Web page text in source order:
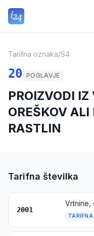
Tarifna oznaka/S4
20 POGLAVJE
PROIZVODI
OREŠKOV ALI
RASTLIN
Tarifna številka
2001
TARIFNA